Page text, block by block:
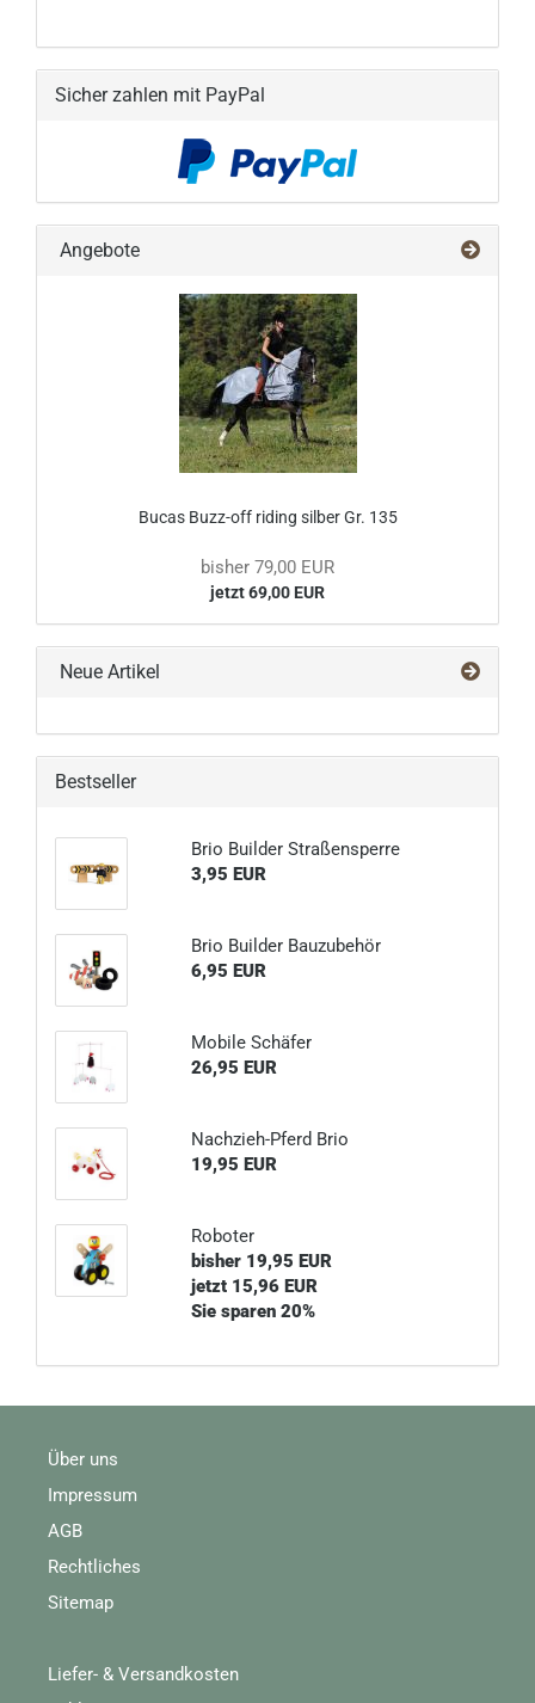
EIN.
Sicher zahlen mit PayPal
Angebote
Bucas Buzz-off riding silber Gr. 135
bisher 79,00 EUR
jetzt 69,00 EUR
Neue Artikel
Bestseller
Brio Builder Straßensperre
3,95 EUR
Brio Builder Bauzubehör
6,95 EUR
Mobile Schäfer
26,95 EUR
Nachzieh-Pferd Brio
19,95 EUR
Roboter
bisher 19,95 EUR
jetzt 15,96 EUR
Sie sparen 20%
Über uns
Impressum
AGB
Rechtliches
Sitemap
Liefer- & Versandkosten